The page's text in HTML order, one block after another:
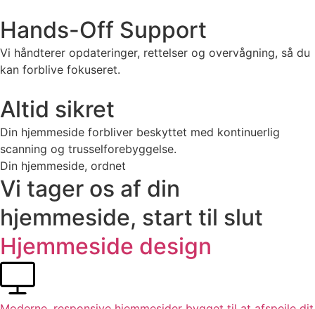
Hands-Off Support
Vi håndterer opdateringer, rettelser og overvågning, så du
kan forblive fokuseret.
Altid sikret
Din hjemmeside forbliver beskyttet med kontinuerlig
scanning og trusselforebyggelse.
Din hjemmeside, ordnet
Vi tager os af din
hjemmeside, start til slut
Hjemmeside design